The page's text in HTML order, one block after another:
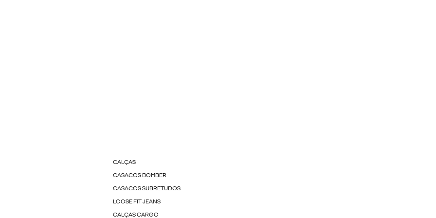
CALÇAS
CASACOS BOMBER
CASACOS SUBRETUDOS
LOOSE FIT JEANS
CALÇAS CARGO